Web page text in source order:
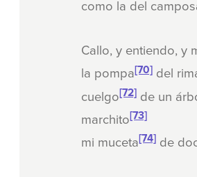
como la del
Callo, y entiendo, y
la pompa[70] del
cuelgo[72] de un
marchito[73]
mi muceta[74] de